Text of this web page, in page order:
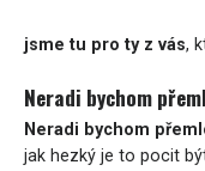
jsme tu pro ty z vás,
Neradi bychom
Neradi bychom
jak hezký je to pocit